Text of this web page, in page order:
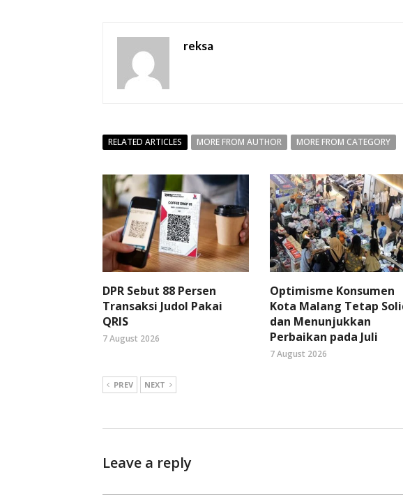
reksa
RELATED ARTICLES MORE FROM AUTHOR MORE FROM CATEGORY
DPR Sebut 88 Persen
Transaksi Judol Pakai
QRIS
7 August 2026
Optimisme Konsumen
Kota Malang Tetap
dan Menunjukkan
Perbaikan pada Juli
7 August 2026
PREV NEXT
Leave a reply